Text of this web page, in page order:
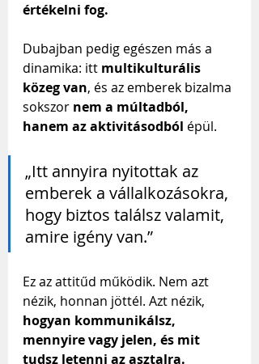
értékelni fog.
Dubajban pedig egészen más a
dinamika: itt multikulturális
közeg van, és az emberek bizalma
sokszor nem a múltadból,
hanem az aktivitásodból épül.
„Itt annyira nyitottak az
emberek a vállalkozásokra,
hogy biztos találsz valamit,
amire igény van.”
Ez az attitűd működik. Nem azt
nézik, honnan jöttél. Azt nézik,
hogyan kommunikálsz,
mennyire vagy jelen, és mit
tudsz letenni az asztalra.